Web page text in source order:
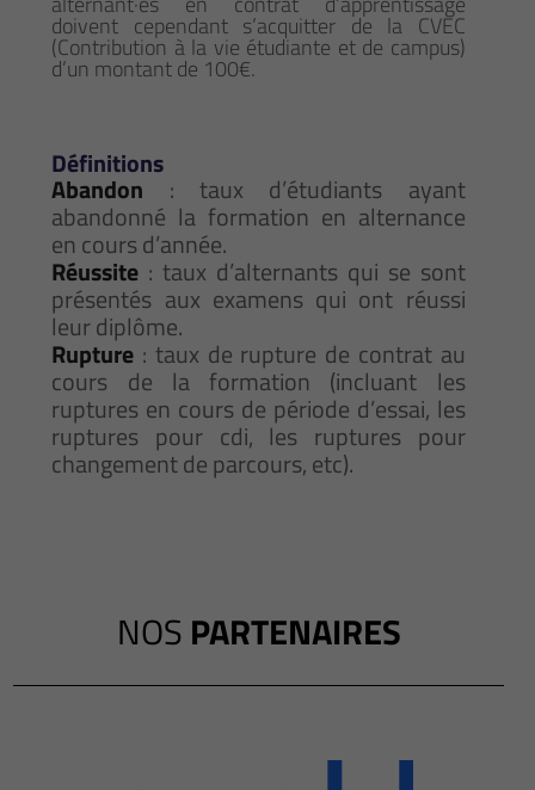
doivent cependant s’acquitter de la CVEC
(Contribution à la vie étudiante et de campus)
d’un montant de 100€.
Définitions
Abandon : taux d’étudiants ayant
abandonné la formation en alternance
en cours d’année.
Réussite : taux d’alternants qui se sont
présentés aux examens qui ont réussi
leur diplôme.
Rupture : taux de rupture de contrat au
cours de la formation (incluant les
ruptures en cours de période d’essai, les
ruptures pour cdi, les ruptures pour
changement de parcours, etc).
NOS PARTENAIRES